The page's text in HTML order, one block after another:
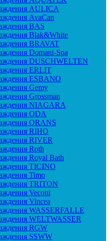
AULICA
AvaCan
BAS
Blak&White
BRAVAT
Domani-Spa
DUSCHWELTEN
ERLIT
ESBANO
Gemy
Grossman
NIAGARA
ODA
ORANS
RIHO
RIVER
Roth
Royal Bath
TICINO
Timo
TRITON
Veconi
Vincea
WASSERFALLE
WELTWASSER
RGW
SSWW